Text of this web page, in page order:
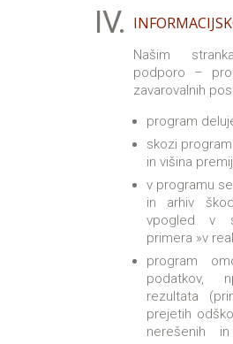
IV.
Našim
podporo –
zavarovalnih
program
skozi
in višina
v programu
in arhiv
vpogled v
primera »v
program
podatkov,
rezultata
prejetih
nerešenih